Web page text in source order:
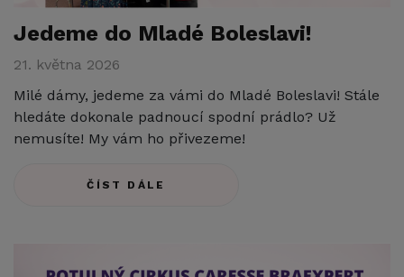
Jedeme do Mladé Boleslavi!
21. května 2026
Milé dámy, jedeme za vámi do Mladé Boleslavi! Stále
hledáte dokonale padnoucí spodní prádlo? Už
nemusíte! My vám ho přivezeme!
ČÍST DÁLE